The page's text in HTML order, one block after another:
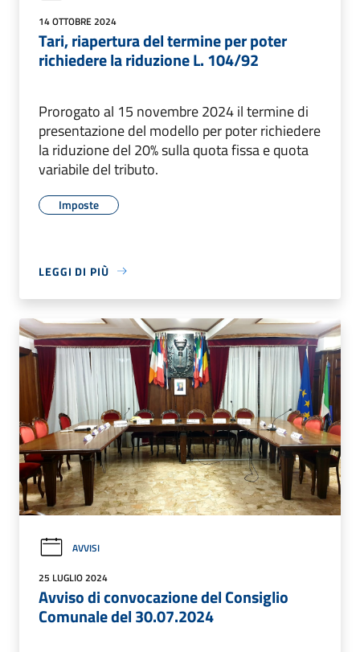
14 OTTOBRE 2024
Tari, riapertura del termine per poter
richiedere la riduzione L. 104/92
Prorogato al 15 novembre 2024 il termine di
presentazione del modello per poter richiedere
la riduzione del 20% sulla quota fissa e quota
variabile del tributo.
Imposte
LEGGI DI PIÙ
AVVISI
25 LUGLIO 2024
Avviso di convocazione del Consiglio
Comunale del 30.07.2024